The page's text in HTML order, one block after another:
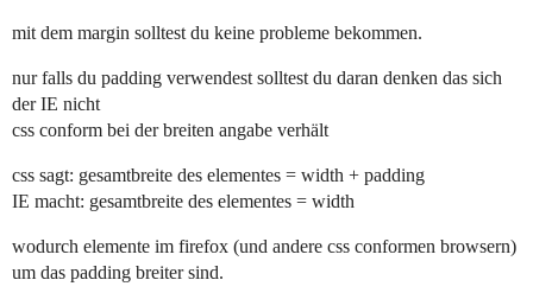
mit dem margin solltest du keine probleme bekommen.
nur falls du padding verwendest solltest du daran denken das sich
der IE nicht
css conform bei der breiten angabe verhält
css sagt: gesamtbreite des elementes = width + padding
IE macht: gesamtbreite des elementes = width
wodurch elemente im firefox (und andere css conformen browsern)
um das padding breiter sind.